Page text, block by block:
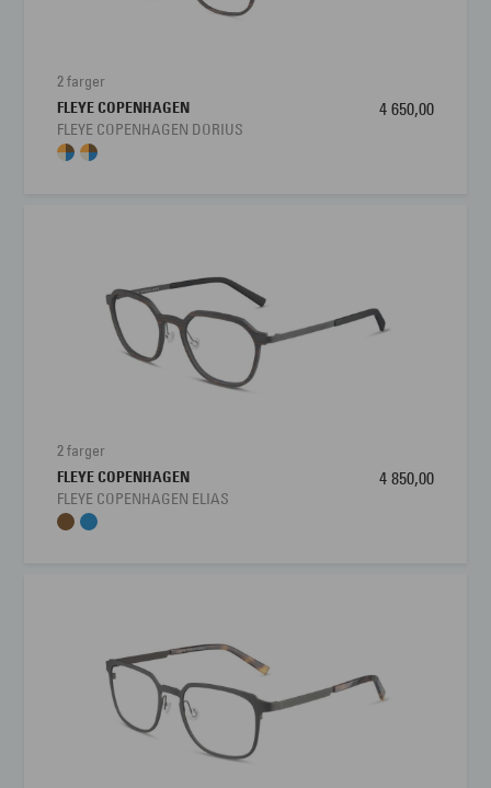
2 farger
FLEYE COPENHAGEN
FLEYE COPENHAGEN DORIUS
4 650,00
2 farger
FLEYE COPENHAGEN
FLEYE COPENHAGEN ELIAS
4 850,00